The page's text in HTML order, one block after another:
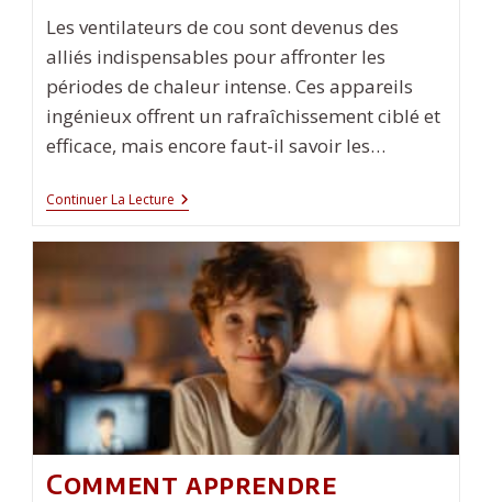
Les ventilateurs de cou sont devenus des
alliés indispensables pour affronter les
périodes de chaleur intense. Ces appareils
ingénieux offrent un rafraîchissement ciblé et
efficace, mais encore faut-il savoir les…
Continuer La Lecture Comment
Utiliser
Ventilateur
De
Cou
Comment apprendre